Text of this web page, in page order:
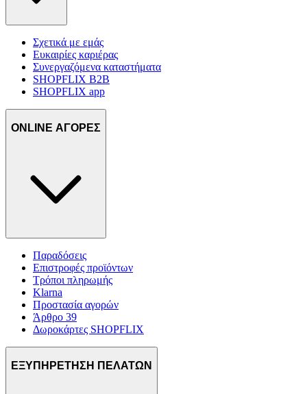
Σχετικά με εμάς
Ευκαιρίες καριέρας
Συνεργαζόμενα καταστήματα
SHOPFLIX B2B
SHOPFLIX app
ONLINE ΑΓΟΡΕΣ
Παραδόσεις
Επιστροφές προϊόντων
Τρόποι πληρωμής
Klarna
Προστασία αγορών
Άρθρο 39
Δωροκάρτες SHOPFLIX
ΕΞΥΠΗΡΕΤΗΣΗ ΠΕΛΑΤΩΝ